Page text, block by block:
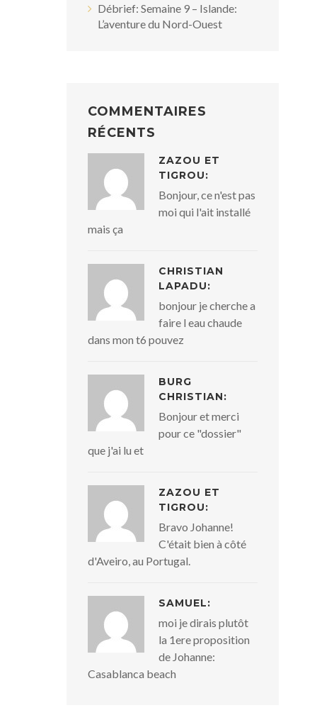
Débrief: Semaine 9 – Islande:
L’aventure du Nord-Ouest
COMMENTAIRES
RÉCENTS
ZAZOU ET
TIGROU:
Bonjour, ce n'est pas
moi qui l'ait installé
mais ça
CHRISTIAN
LAPADU:
bonjour je cherche a
faire l eau chaude
dans mon t6 pouvez
BURG
CHRISTIAN:
Bonjour et merci
pour ce "dossier"
que j'ai lu et
ZAZOU ET
TIGROU:
Bravo Johanne!
C'était bien à côté
d'Aveiro, au Portugal.
SAMUEL:
moi je dirais plutôt
la 1ere proposition
de Johanne:
Casablanca beach